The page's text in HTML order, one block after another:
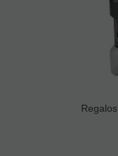
Regalos